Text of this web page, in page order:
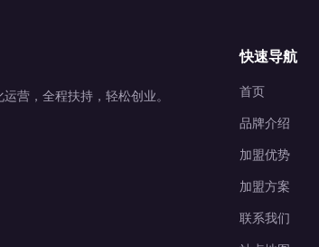
营，全程扶持，轻松创业。
快速导航
首页
品牌介绍
加盟优势
加盟方案
联系我们